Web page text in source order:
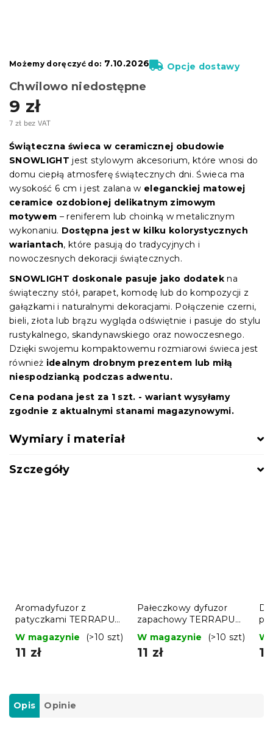
9 zł
7 zł bez VAT
jednostkowa:
Chwilowo niedostępne
Możemy doręczyć do: 7.10.2026 Opcje dostawy
Świąteczna świeca w ceramicznej obudowie
SNOWLIGHT jest stylowym akcesorium, które wnosi do
domu ciepłą atmosferę świątecznych dni. Świeca ma
wysokość 6 cm i jest zalana w eleganckiej matowej
ceramice ozdobionej delikatnym zimowym
motywem – reniferem lub choinką w metalicznym
wykonaniu. Dostępna jest w kilku kolorystycznych
wariantach, które pasują do tradycyjnych i
nowoczesnych dekoracji świątecznych.
SNOWLIGHT doskonale pasuje jako dodatek na
świąteczny stół, parapet, komodę lub do kompozycji z
gałązkami i naturalnymi dekoracjami. Połączenie czerni,
bieli, złota lub brązu wygląda odświętnie i pasuje do stylu
rustykalnego, skandynawskiego oraz nowoczesnego.
Dzięki swojemu kompaktowemu rozmiarowi świeca jest
również idealnym drobnym prezentem lub miłą
niespodzianką podczas adwentu.
Cena podana jest za 1 szt. - wariant wysyłamy
zgodnie z aktualnymi stanami magazynowymi.
Wymiary i materiał
Szczegóły
Aromadyfuzor z
patyczkami TERRAPUR
FLEUR DE COTTON 90
ml
W magazynie (>10 szt)
11 zł
Pałeczkowy dyfuzor
zapachowy TERRAPUR
WANILIA 90 ml
W magazynie (>10 szt)
11 zł
W
Opis Opinie